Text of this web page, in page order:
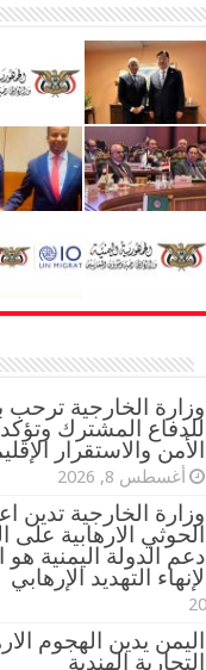
وزارة الخارجية ترحب
للدفاع المشترك
الأمن والاستقرار
أغسطس 8, 2026
وزارة الخارجية تدين
الحوثي الارهابية على
دعم الدولة اليمنية هو
لإنهاء التهديد الإرهابي
اليمن يدين الهجوم
التجارية الهندية